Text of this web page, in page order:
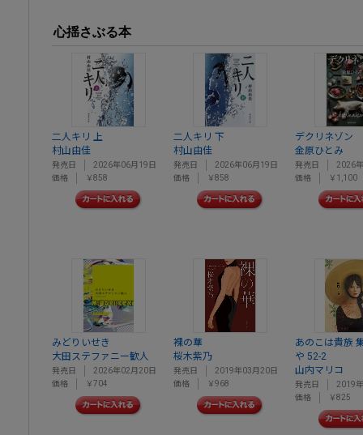
心揺さぶる本
二人キリ 上
村山由佳
発売日
2026年06月19日
価格
￥858
二人キリ 下
村山由佳
発売日
2026年06月19日
価格
￥858
デクリネゾン
金原ひとみ
発売日
2026
価格
￥1,100
みどりいせき
大田ステファニー歓人
発売日
2026年02月20日
価格
￥704
裸の華
桜木紫乃
発売日
2019年03月20日
価格
￥968
あのこは貴族
や 52-2
山内マリコ
発売日
2019
価格
￥825